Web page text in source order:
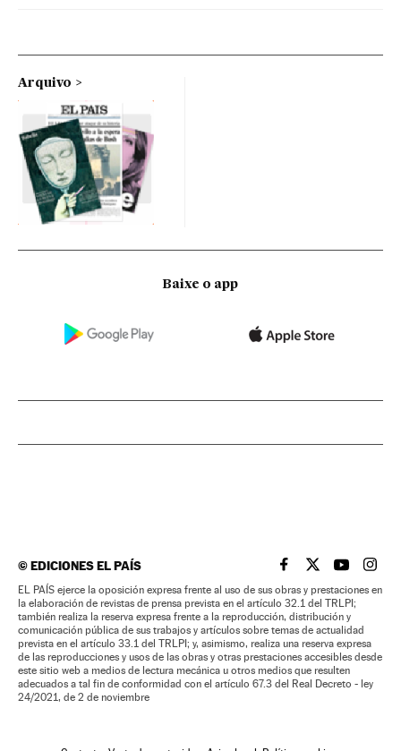
Arquivo
Baixe o app
©EDICIONES EL PAÍS EL PAÍS BRASIL EN
EL PAÍSEL PAÍS
EL
EL PAÍS ejerce la oposición expresa frente al uso de sus obras y prestaciones en
la elaboración de revistas de prensa prevista en el artículo 32.1 del TRLPI;
también realiza la reserva expresa frente a la reproducción, distribución y
comunicación pública de sus trabajos y artículos sobre temas de actualidad
prevista en el artículo 33.1 del TRLPI; y, asimismo, realiza una reserva expresa
de las reproducciones y usos de las obras y otras prestaciones accesibles desde
este sitio web a medios de lectura mecánica u otros medios que resulten
adecuados a tal fin de conformidad con el artículo 67.3 del Real Decreto - ley
24/2021, de 2 de noviembre